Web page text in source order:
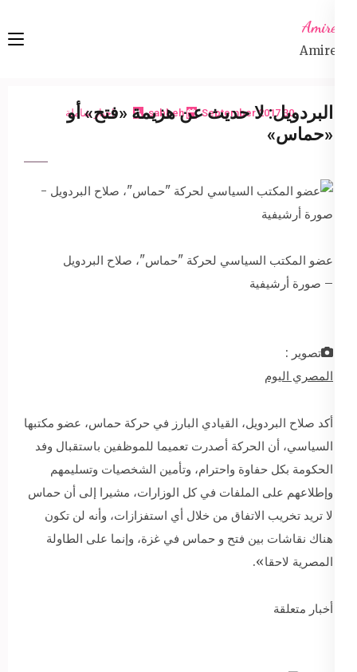
content
Enter)
Amireta
Amireta
30 September 2017
sabbeh اخبار شاملة
البردويل: لا حديث عن هزيمة «فتح» أو
«حماس»
عضو المكتب السياسي لحركة "حماس"، صلاح البردويل
– صورة أرشيفية
تصوير :
المصري اليوم
أكد صلاح البردويل، القيادي البارز في حركة حماس، عضو مكتبها
السياسي، أن الحركة أصدرت تعميما للموظفين باستقبال وفد
الحكومة بكل حفاوة واحترام، وتأمين الشخصيات وتسليمهم
وإطلاعهم على الملفات في كل الوزارات، مشيرا إلى أن حماس
لا تريد تخريب الاتفاق من خلال أي استفزازات، وأنه لن تكون
هناك نقاشات بين فتح و حماس في غزة، وإنما على الطاولة
المصرية لاحقا».
أخبار متعلقة